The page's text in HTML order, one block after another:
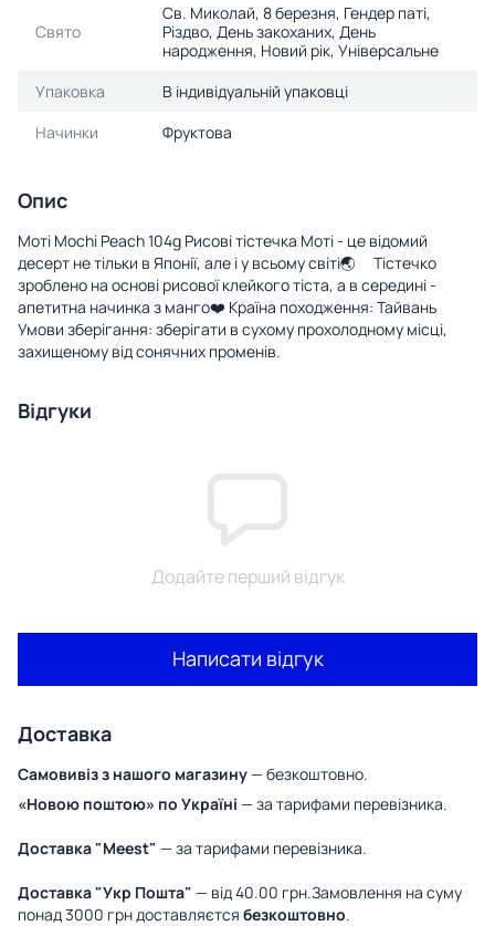
Свято
Св. Миколай, 8 березня, Гендер паті,
Різдво, День закоханих, День
народження, Новий рік, Універсальне
Упаковка
В індивідуальній упаковці
Начинки
Фруктова
Опис
Моті Mochi Peach 104g Рисові тістечка Моті - це відомий
десерт не тільки в Японії, але і у всьому світі🌏 ⠀ Тістечко
зроблено на основі рисової клейкого тіста, а в середині -
апетитна начинка з манго❤️ Країна походження: Тайвань
Умови зберігання: зберігати в сухому прохолодному місці,
захищеному від сонячних променів.
Відгуки
Додайте перший відгук
Написати відгук
Доставка
Самовивіз з нашого магазину— безкоштовно.
«Новою поштою» по Україні — за тарифами перевізника.
Доставка "Meest" — за тарифами перевізника.
Доставка "Укр Пошта" — від 40.00 грн.Замовлення на суму
понад 3000 грн доставляєтся безкоштовно.